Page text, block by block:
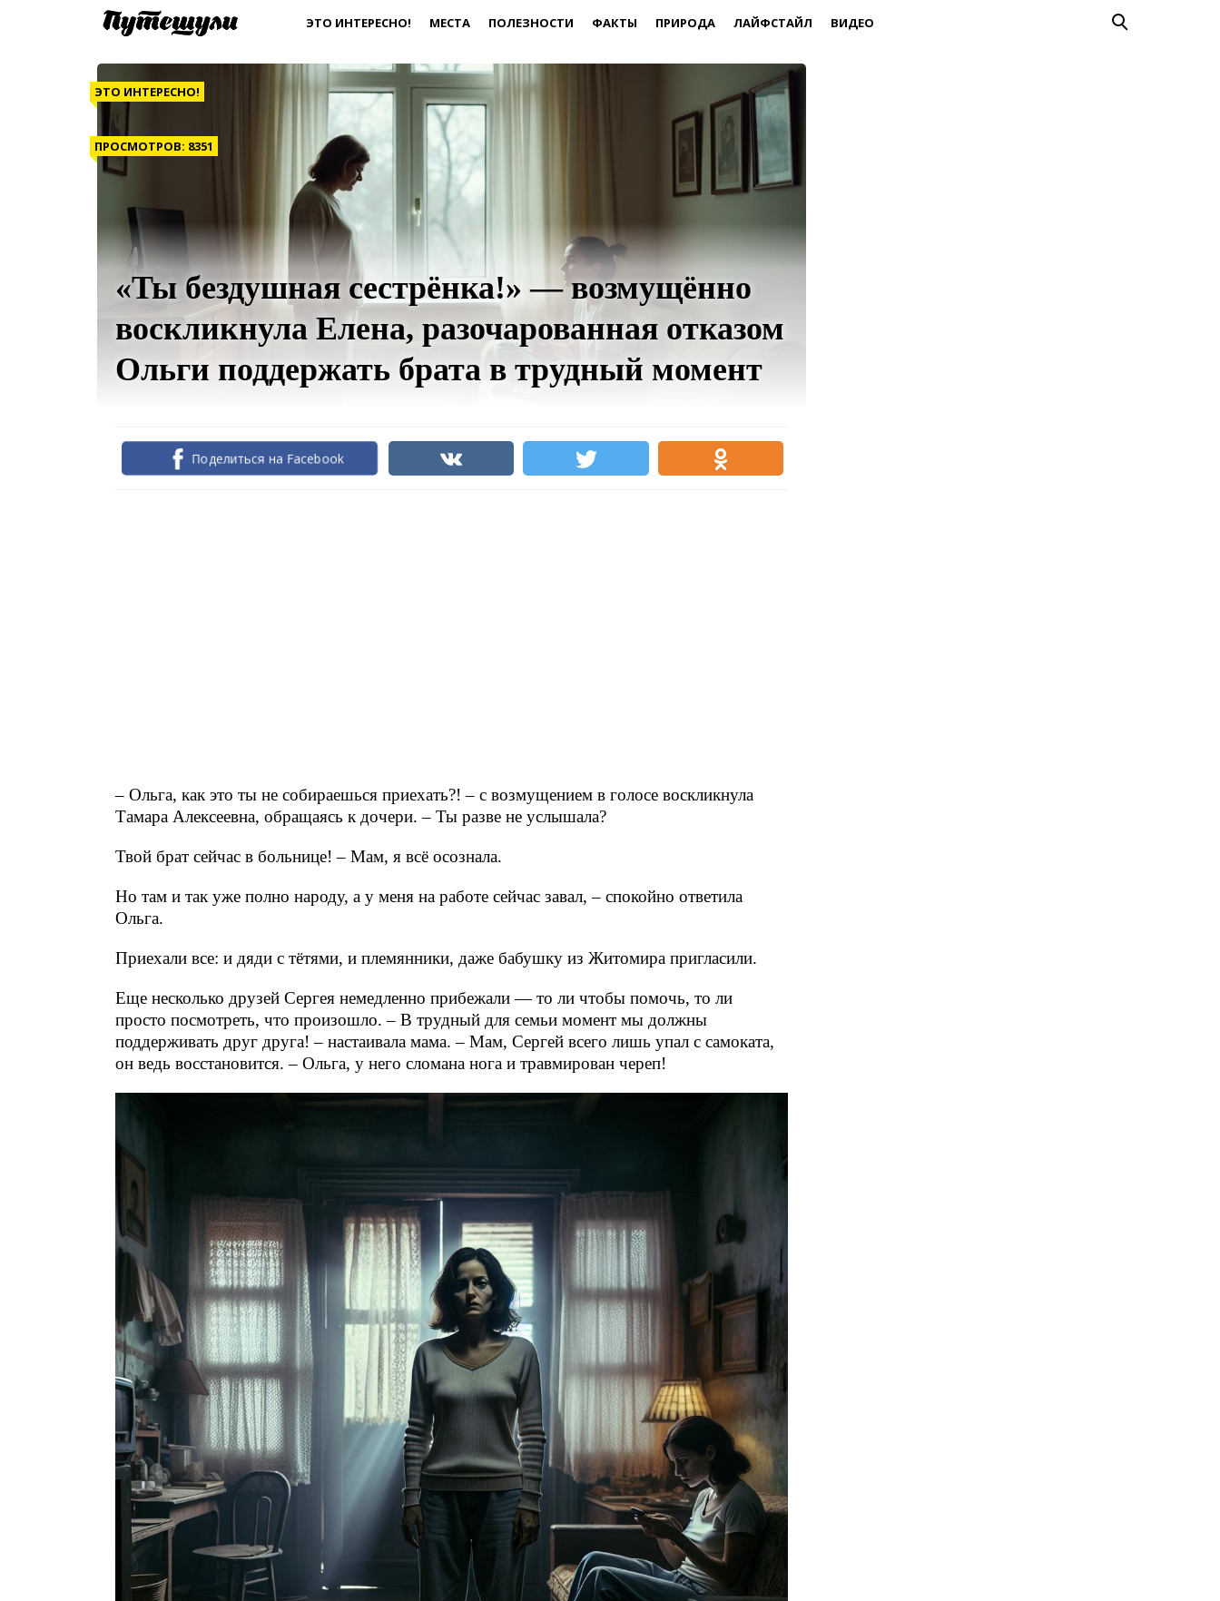
ЭТО ИНТЕРЕСНО! МЕСТА ПОЛЕЗНОСТИ ФАКТЫ ПРИРОДА ЛАЙФСТАЙЛ ВИДЕО
ЭТО ИНТЕРЕСНО!
ПРОСМОТРОВ: 8351
«Ты бездушная сестрёнка!» — возмущённо
воскликнула Елена, разочарованная отказом
Ольги поддержать брата в трудный момент
Поделиться на Facebook
– Ольга, как это ты не собираешься приехать?! – с возмущением в голосе воскликнула
Тамара Алексеевна, обращаясь к дочери. – Ты разве не услышала?
Твой брат сейчас в больнице! – Мам, я всё осознала.
Но там и так уже полно народу, а у меня на работе сейчас завал, – спокойно ответила
Ольга.
Приехали все: и дяди с тётями, и племянники, даже бабушку из Житомира пригласили.
Еще несколько друзей Сергея немедленно прибежали — то ли чтобы помочь, то ли
просто посмотреть, что произошло. – В трудный для семьи момент мы должны
поддерживать друг друга! – настаивала мама. – Мам, Сергей всего лишь упал с самоката,
он ведь восстановится. – Ольга, у него сломана нога и травмирован череп!